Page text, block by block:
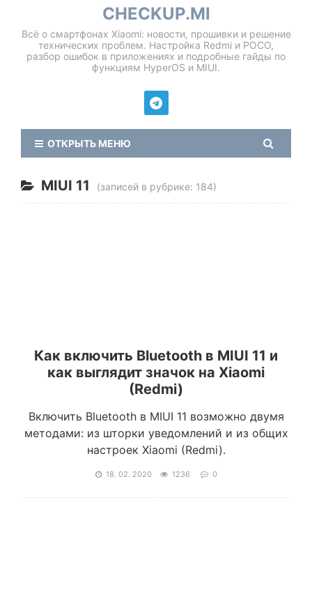
CHECKUP.MI
Всё о смартфонах Xiaomi: новости, прошивки и решение
технических проблем. Настройка Redmi и POCO,
разбор ошибок в приложениях и подробные гайды по
функциям HyperOS и MIUI.
ОТКРЫТЬ МЕНЮ
MIUI 11 (записей в рубрике: 184)
Как включить Bluetooth в MIUI 11 и
как выглядит значок на Xiaomi
(Redmi)
Включить Bluetooth в MIUI 11 возможно двумя
методами: из шторки уведомлений и из общих
настроек Xiaomi (Redmi).
18. 02. 2020 1236 0